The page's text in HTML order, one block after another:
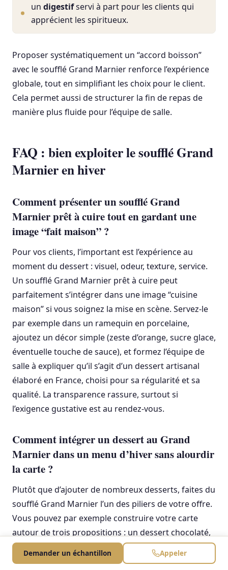
un digestifservi à part pour les clients qui
apprécient les spiritueux.
Proposer systématiquement un “accord boisson”
avec le soufflé Grand Marnier renforce l’expérience
globale, tout en simplifiant les choix pour le client.
Cela permet aussi de structurer la fin de repas de
manière plus fluide pour l’équipe de salle.
FAQ : bien exploiter le soufflé Grand
Marnier en hiver
Comment présenter un soufflé Grand
Marnier prêt à cuire tout en gardant une
image “fait maison” ?
Pour vos clients, l’important est l’expérience au
moment du dessert : visuel, odeur, texture, service.
Un soufflé Grand Marnier prêt à cuire peut
parfaitement s’intégrer dans une image “cuisine
maison” si vous soignez la mise en scène. Servez-le
par exemple dans un ramequin en porcelaine,
ajoutez un décor simple (zeste d’orange, sucre glace,
éventuelle touche de sauce), et formez l’équipe de
salle à expliquer qu’il s’agit d’un dessert artisanal
élaboré en France, choisi pour sa régularité et sa
qualité. La transparence rassure, surtout si
l’exigence gustative est au rendez-vous.
Comment intégrer un dessert au Grand
Marnier dans un menu d’hiver sans alourdir
la carte ?
Plutôt que d’ajouter de nombreux desserts, faites du
soufflé Grand Marnier l’un des piliers de votre offre.
Vous pouvez par exemple construire votre carte
autour de trois propositions : un dessert chocolaté,
un dessert aux fruits et le soufflé Grand Marnier
comme option “signature”. Dans les menus,
Demander un échantillon Appeler